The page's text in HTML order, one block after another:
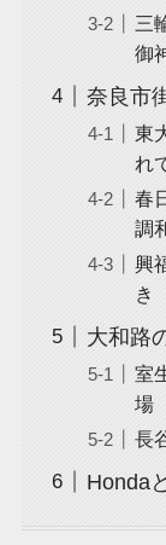
三
御
奈良市
東
れ
春
調
興
き
大和路
室
場
長
Honda